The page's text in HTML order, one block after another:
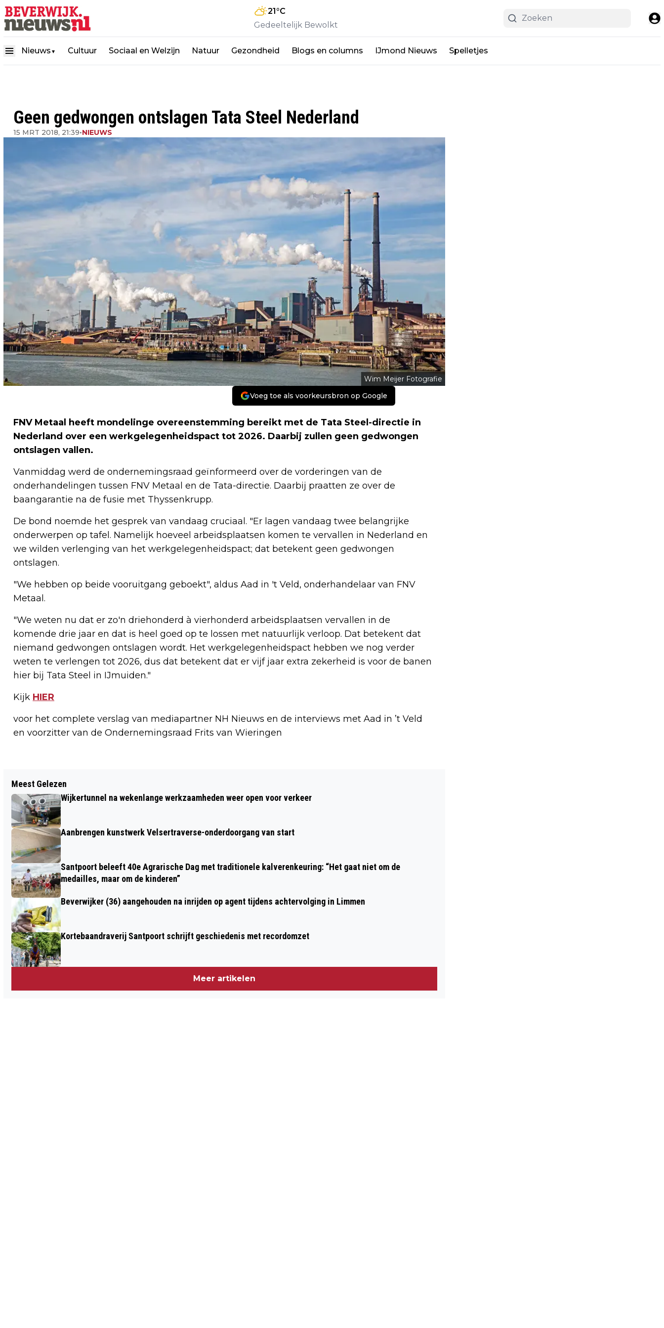
21°C
Gedeeltelijk Bewolkt
Nieuws ▼ Cultuur Sociaal en Welzijn Natuur Gezondheid Blogs en columns IJmond Nieuws Spelletjes
Geen gedwongen ontslagen Tata Steel Nederland
15 MRT 2018, 21:39•NIEUWS
Wim Meijer Fotografie
Voeg toe als voorkeursbron op Google
FNV Metaal heeft mondelinge overeenstemming bereikt met de Tata Steel-directie in
Nederland over een werkgelegenheidspact tot 2026. Daarbij zullen geen gedwongen
ontslagen vallen.
Vanmiddag werd de ondernemingsraad geïnformeerd over de vorderingen van de
onderhandelingen tussen FNV Metaal en de Tata-directie. Daarbij praatten ze over de
baangarantie na de fusie met Thyssenkrupp.
De bond noemde het gesprek van vandaag cruciaal. "Er lagen vandaag twee belangrijke
onderwerpen op tafel. Namelijk hoeveel arbeidsplaatsen komen te vervallen in Nederland en
we wilden verlenging van het werkgelegenheidspact; dat betekent geen gedwongen
ontslagen.
"We hebben op beide vooruitgang geboekt", aldus Aad in 't Veld, onderhandelaar van FNV
Metaal.
"We weten nu dat er zo'n driehonderd à vierhonderd arbeidsplaatsen vervallen in de
komende drie jaar en dat is heel goed op te lossen met natuurlijk verloop. Dat betekent dat
niemand gedwongen ontslagen wordt. Het werkgelegenheidspact hebben we nog verder
weten te verlengen tot 2026, dus dat betekent dat er vijf jaar extra zekerheid is voor de banen
hier bij Tata Steel in IJmuiden."
Kijk HIER
voor het complete verslag van mediapartner NH Nieuws en de interviews met Aad in ’t Veld
en voorzitter van de Ondernemingsraad Frits van Wieringen
VRIJ! BEVERWIJK IN NEDERLANDSE
TOP-10 VAN SLECHTE SLOGANS
PLANTEN FRUITBOMEN IN KADER VAN
Meest Gelezen
Wijkertunnel na wekenlange werkzaamheden weer open voor verkeer
Aanbrengen kunstwerk Velsertraverse-onderdoorgang van start
Santpoort beleeft 40e Agrarische Dag met traditionele kalverenkeuring: “Het gaat niet om de
medailles, maar om de kinderen”
Beverwijker (36) aangehouden na inrijden op agent tijdens achtervolging in Limmen
Kortebaandraverij Santpoort schrijft geschiedenis met recordomzet
Meer artikelen